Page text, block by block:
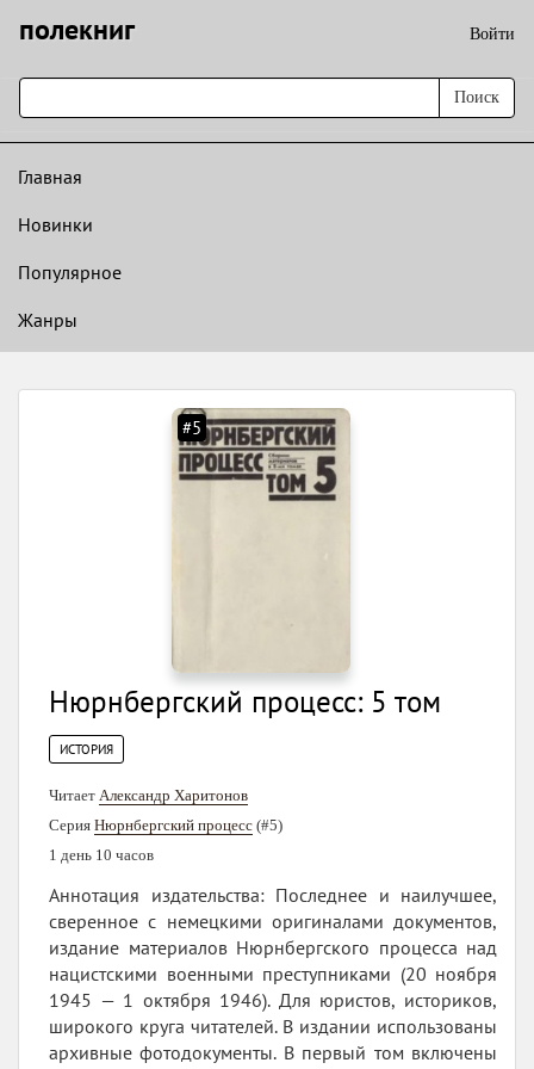
полекниг Войти
Поиск
Главная
Новинки
Популярное
Жанры
#5
Нюрнбергский процесс: 5 том
ИСТОРИЯ
Читает Александр Харитонов
Серия Нюрнбергский процесс (#5)
1 день 10 часов
Аннотация издательства: Последнее и наилучшее,
сверенное с немецкими оригиналами документов,
издание материалов Нюрнбергского процесса над
нацистскими военными преступниками (20 ноября
1945 — 1 октября 1946). Для юристов, историков,
широкого круга читателей. В издании использованы
архивные фотодокументы. В первый том включены